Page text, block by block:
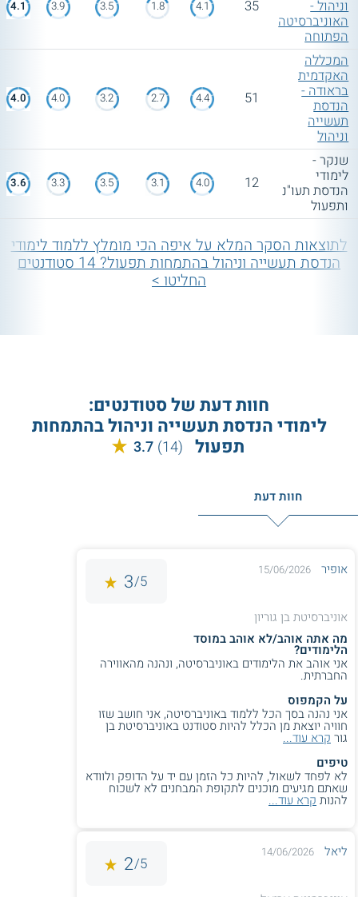
מידע וניהול -
האוניברסיטה
הפתוחה
35
4.1
1.8
3.5
3.9
4.1
המכללה
האקדמית
בראודה -
הנדסת
תעשייה
וניהול
51
4.4
2.7
3.2
4.0
4.0
שנקר -
לימודי
הנדסת תעו"נ
ותפעול
12
4.0
3.1
3.5
3.3
3.6
לתוצאות הסקר המלא על איפה הכי מומלץ ללמוד לימודי
הנדסת תעשייה וניהול בהתמחות תפעול? 14 סטודנטים
החליטו >
חוות דעת של סטודנטים:
לימודי הנדסת תעשייה וניהול בהתמחות
תפעול (14)
3.7
חוות דעת
אופיר 15/06/2026
5/
3
אוניברסיטת בן גוריון
מה אתה אוהב/לא אוהב במוסד
הלימודים?
אני אוהב את הלימודים באוניברסיטה, ונהנה מהאווירה
החברתית.
על הקמפוס
אני נהנה בסך הכל ללמוד באוניברסיטה, אני חושב שזו
חוויה יוצאת מן הכלל להיות סטודנט באוניברסיטת בן
גורקרא עוד...
טיפים
לא לפחד לשאול, להיות כל הזמן עם יד על הדופק ולוודא
שאתם מגיעים מוכנים לתקופת המבחנים לא לשכוח
להנותקרא עוד...
ליאל 14/06/2026
5/
2